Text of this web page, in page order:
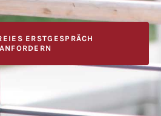
ERSTGESPRÄCH
ANFORDERN